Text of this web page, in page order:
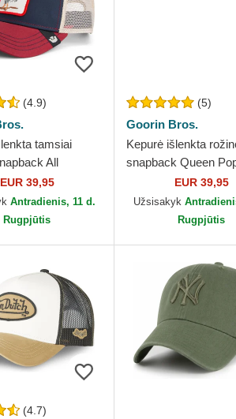
(4.9)
tamsiai
All
Rooster The Farm
EUR 39,95
Antradienis, 11 d.
Rugpjūtis
(5)
Goorin Bros.
Kepurė išlenkta
snapback Queen
The Farm Goorin
EUR 39,95
Užsisakyk
Rugpjūtis
(4.7)